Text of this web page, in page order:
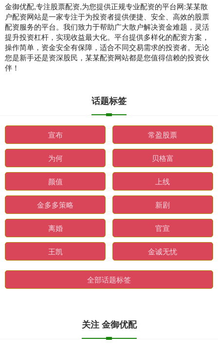
金御优配,专注股票配资,为您提供正规专业配资的平台网:某某散
户配资网站是一家专注于为投资者提供便捷、安全、高效的股票
配资服务的平台。我们致力于帮助广大散户解决资金难题，灵活
提升投资杠杆，实现收益最大化。平台提供多样化的配资方案，
操作简单，资金安全有保障，适合不同交易需求的投资者。无论
您是新手还是资深股民，某某配资网站都是您值得信赖的投资伙
伴！
话题标签
宣布 常盈股票
为何 贝格富
颜值 上线
金多多策略 新剧
离婚 官宣
王凯 金诚无忧
全部话题标签
关注 金御优配